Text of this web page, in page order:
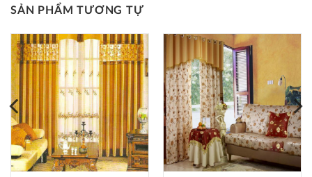
SẢN PHẨM TƯƠNG TỰ